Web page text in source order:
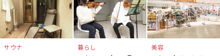
サウナ 暮らし 美容